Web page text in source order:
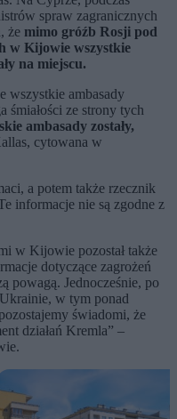
spraw zagranicznych
że mimo gróźb Rosji pod
w Kijowie wszystkie
na miejscu.
wszystkie ambasady
śmiałości ze strony tych
ambasady zostały,
cytowana w
a potem także rzecznik
informacje nie są zgodne z
w Kijowie pozostał także
dotyczące zagrożeń
powagą. Jednocześnie, po
w tym ponad
świadomi, że
działań Kremla” –